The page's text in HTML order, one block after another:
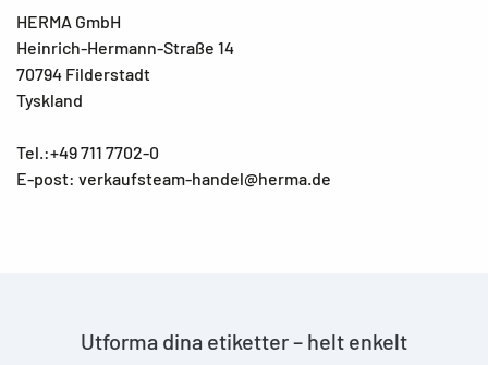
HERMA GmbH
Heinrich-Hermann-Straße 14
70794 Filderstadt
Tyskland
Tel.:+49 711 7702-0
E-post: verkaufsteam-handel@herma.de
Utforma dina etiketter – helt enkelt